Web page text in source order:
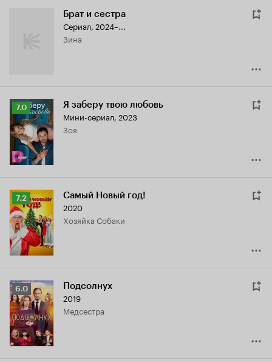
Брат и сестра
Сериал, 2024–...
Зина
Рейтинг
Кинопоиска
7.0
7.0 Я заберу твою любовь
Мини-сериал, 2023
Зоя
Рейтинг
Кинопоиска
7.2
7.2 Самый Новый год!
2020
хозяйка Собаки
Рейтинг
Кинопоиска
6.0
6.0 Подсолнух
2019
медсестра